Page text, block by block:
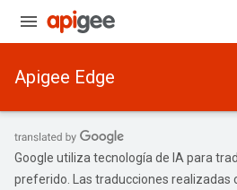
Apigee Edge
Google utiliza tecnología de IA para
preferido. Las traducciones realizadas